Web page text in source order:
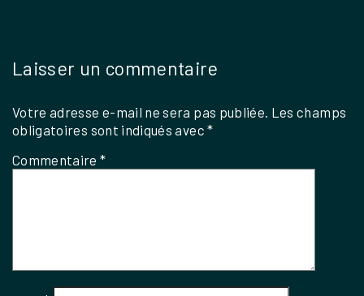
Laisser un commentaire
Votre adresse e-mail ne sera pas publiée. Les champs
obligatoires sont indiqués avec*
Commentaire*